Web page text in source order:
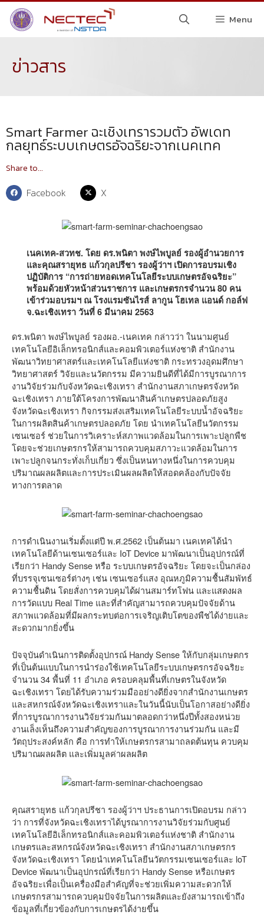
Menu
ข่าวสาร
Smart Farmer ฉะเชิงเทรารวมตัว อัพเดท
กลยุทธ์ระบบเกษตรอัจฉริยะจากเนคเทค
Share to...
Facebook X
เนคเทค-สวทช. โดย ดร.พนิตา พงษ์ไพบูลย์ รองผู้อำนวยการ
และคุณสรายุทธ แก้วกุลปรีชา รองผู้ว่าฯ เปิดการอบรมเชิง
ปฏิบัติการ “การถ่ายทอดเทคโนโลยีระบบเกษตรอัจฉริยะ”
พร้อมด้วยหัวหน้าส่วนราชการ และเกษตรกรจำนวน 80 คน
เข้าร่วมอบรมฯ ณ โรงแรมซันไรส์ ลากูน โฮเทล แอนด์ กอล์ฟ
จ.ฉะเชิงเทรา วันที่ 6 มีนาคม 2563
ดร.พนิตา พงษ์ไพบูลย์ รองผอ.-เนคเทค กล่าวว่า ในนามศูนย์
เทคโนโลยีอิเล็กทรอนิกส์และคอมพิวเตอร์แห่งชาติ สำนักงาน
พัฒนาวิทยาศาสตร์และเทคโนโลยีแห่งชาติ กระทรวงอุดมศึกษา
วิทยาศาสตร์ วิจัยและนวัตกรรม มีความยินดีที่ได้มีการบูรณาการ
งานวิจัยร่วมกับจังหวัดฉะเชิงเทรา สำนักงานสภาเกษตรจังหวัด
ฉะเชิงเทรา ภายใต้โครงการพัฒนาสินค้าเกษตรปลอดภัยสูง
จังหวัดฉะเชิงเทรา กิจกรรมส่งเสริมเทคโนโลยีระบบน้ำอัจฉริยะ
ในการผลิตสินค้าเกษตรปลอดภัย โดย นำเทคโนโลยีนวัตกรรม
เซนเซอร์ ช่วยในการวิเคราะห์สภาพแวดล้อมในการเพาะปลูกพืช
โดยจะช่วยเกษตรกรให้สามารถควบคุมสภาวะแวดล้อมในการ
เพาะปลูกจนกระทั่งเก็บเกี่ยว ซึ่งเป็นหนทางหนึ่งในการควบคุม
ปริมาณผลผลิตและการประเมินผลผลิตให้สอดคล้องกับปัจจัย
ทางการตลาด
การดำเนินงานเริ่มตั้งแต่ปี พ.ศ.2562 เป็นต้นมา เนคเทคได้นำ
เทคโนโลยีด้านเซนเซอร์และ IoT Device มาพัฒนาเป็นอุปกรณ์ที่
เรียกว่า Handy Sense หรือ ระบบเกษตรอัจฉริยะ โดยจะเป็นกล่อง
ที่บรรจุเซนเซอร์ต่างๆ เช่น เซนเซอร์แสง อุณหภูมิความชื้นสัมพัทธ์
ความชื้นดิน โดยสั่งการควบคุมได้ผ่านสมาร์ทโฟน และแสดงผล
การวัดแบบ Real Time และที่สำคัญสามารถควบคุมปัจจัยด้าน
สภาพแวดล้อมที่มีผลกระทบต่อการเจริญเติบโตของพืชได้ง่ายและ
สะดวกมากยิ่งขึ้น
ปัจจุบันดำเนินการติดตั้งอุปกรณ์ Handy Sense ให้กับกลุ่มเกษตกร
ที่เป็นต้นแบบในการนำร่องใช้เทคโนโลยีระบบเกษตรกรอัจฉริยะ
จำนวน 34 พื้นที่ 11 อำเภอ ครอบคลุมพื้นที่เกษตรในจังหวัด
ฉะเชิงเทรา โดยได้รับความร่วมมืออย่างดียิ่งจากสำนักงานเกษตร
และสหกรณ์จังหวัดฉะเชิงเทราและในวันนี้นับเป็นโอกาสอย่างดียิ่ง
ที่การบูรณาการงานวิจัยร่วมกันมาตลอดกว่าหนึ่งปีทั้งสองหน่วย
งานเล็งเห็นถึงความสำคัญของการบูรณาการงานร่วมกัน และมี
วัตถุประสงค์หลัก คือ การทำให้เกษตรกรสามาถลดต้นทุน ควบคุม
ปริมาณผลผลิต และเพิ่มมูลค่าผลผลิต
คุณสรายุทธ แก้วกุลปรีชา รองผู้ว่าฯ ประธานการเปิดอบรม กล่าว
ว่า การที่จังหวัดฉะเชิงเทราได้บูรณาการงานวิจัยร่วมกับศูนย์
เทคโนโลยีอิเล็กทรอนิกส์และคอมพิวเตอร์แห่งชาติ สำนักงาน
เกษตรและสหกรณ์จังหวัดฉะเชิงเทรา สำนักงานสภาเกษตรกร
จังหวัดฉะเชิงเทรา โดยนำเทคโนโลยีนวัตกรรมเซนเซอร์และ loT
Device พัฒนาเป็นอุปกรณ์ที่เรียกว่า Handy Sense หรือเกษตร
อัจฉริยะเพื่อเป็นเครื่องมือสำคัญที่จะช่วยเพิ่มความสะดวกให้
เกษตรกรสามารถควบคุมปัจจัยในการผลิตและยังสามารถเข้าถึง
ข้อมูลที่เกี่ยวข้องกับการเกษตรได้ง่ายขึ้น